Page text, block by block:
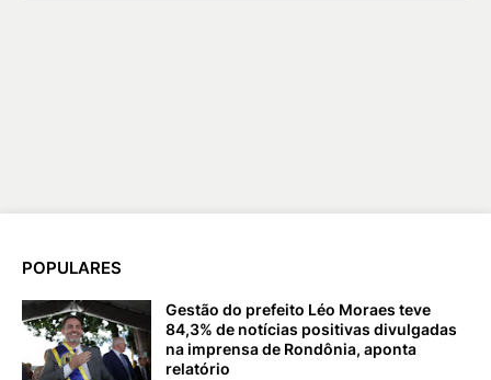
POPULARES
Gestão do prefeito Léo Moraes teve
84,3% de notícias positivas divulgadas
na imprensa de Rondônia, aponta
relatório